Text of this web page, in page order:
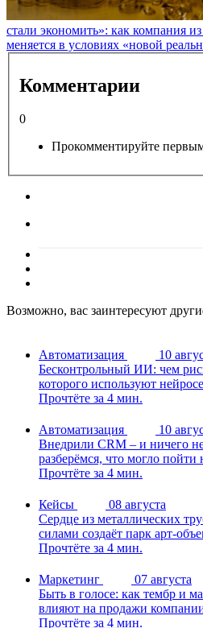
стали экономить»: как компания
меняется в условиях «новой
Комментарии
0
Прокомментируйте
Возможно, вас заинтересуют
Автоматизация
10
Бесконтрольный ИИ: чем
которого используют
Прочтёте за 4 мин.
Автоматизация
10
Внедрили CRM – и ничего
разберёмся, что могло пойти
Прочтёте за 4 мин.
Кейсы
08 августа
Сердце из металлических
силами создаёт парк арт-
Прочтёте за 4 мин.
Маркетинг
07 августа
Быть в голосе: как тембр и
влияют на продажи
Прочтёте за 4 мин.